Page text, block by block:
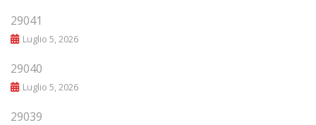
29041
Luglio 5, 2026
29040
Luglio 5, 2026
29039